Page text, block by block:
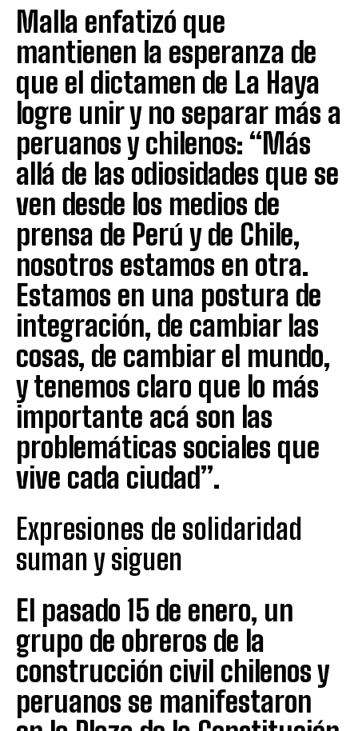
Malla enfatizó que
mantienen la esperanza de
que el dictamen de La Haya
logre unir y no separar más a
peruanos y chilenos: “Más
allá de las odiosidades que se
ven desde los medios de
prensa de Perú y de Chile,
nosotros estamos en otra.
Estamos en una postura de
integración, de cambiar las
cosas, de cambiar el mundo,
y tenemos claro que lo más
importante acá son las
problemáticas sociales que
vive cada ciudad”.
Expresiones de solidaridad
suman y siguen
El pasado 15 de enero, un
grupo de obreros de la
construcción civil chilenos y
peruanos se manifestaron